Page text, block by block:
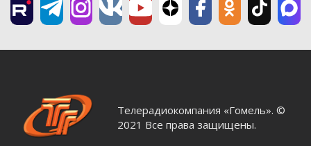
Телерадиокомпания «Гомель». ©
2021 Все права защищены.